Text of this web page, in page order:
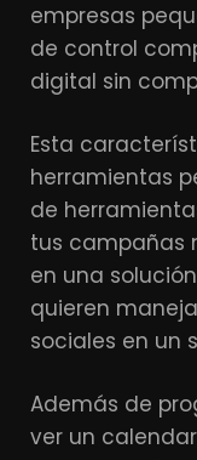
empresas
de control
digital sin
Esta
herramientas
de
tus campañas
en una
quieren
sociales en un
Además de
ver un